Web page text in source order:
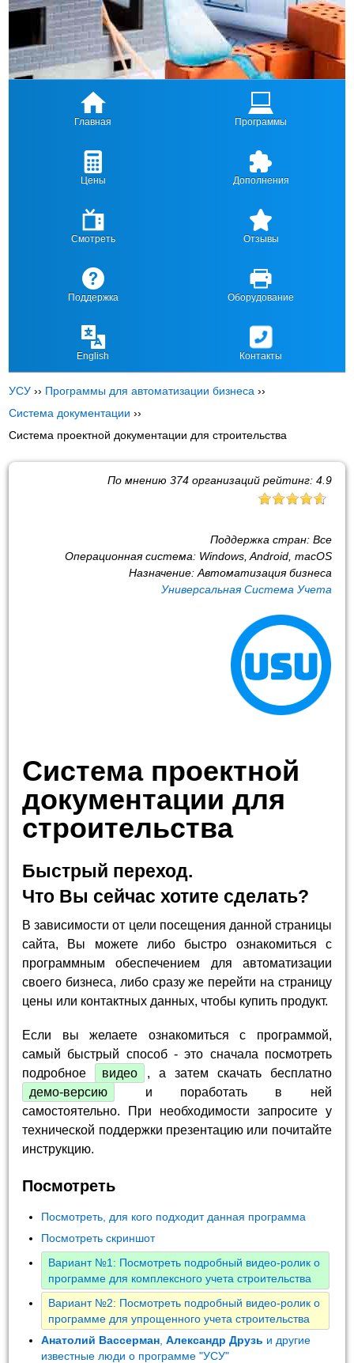
Главная Программы
Цены Дополнения
Смотреть Отзывы
Поддержка Оборудование
English Контакты
УСУ ›› Программы для автоматизации бизнеса ››
Система документации ››
Система проектной документации для строительства
По мнению 374организаций рейтинг: 4.9
Поддержка стран: Все
Операционная система: Windows, Android, macOS
Назначение: Автоматизация бизнеса
Универсальная Система Учета
Система проектной
документации для
строительства
Быстрый переход.
Что Вы сейчас хотите сделать?
В зависимости от цели посещения данной страницы
сайта, Вы можете либо быстро ознакомиться с
программным обеспечением для автоматизации
своего бизнеса, либо сразу же перейти на страницу
цены или контактных данных, чтобы купить продукт.
Если вы желаете ознакомиться с программой,
самый быстрый способ - это сначала посмотреть
подробное
видео
, а затем скачать бесплатно
демо-версию
и поработать в ней
самостоятельно. При необходимости запросите у
технической поддержки презентацию или почитайте
инструкцию.
Посмотреть
Посмотреть, для кого подходит данная программа
Посмотреть скриншот
Вариант №1: Посмотреть подробный видео-ролик о
программе для комплексного учета строительства
Вариант №2: Посмотреть подробный видео-ролик о
программе для упрощенного учета строительства
Анатолий Вассерман ,Александр Друзь и другие
известные люди о программе "УСУ"